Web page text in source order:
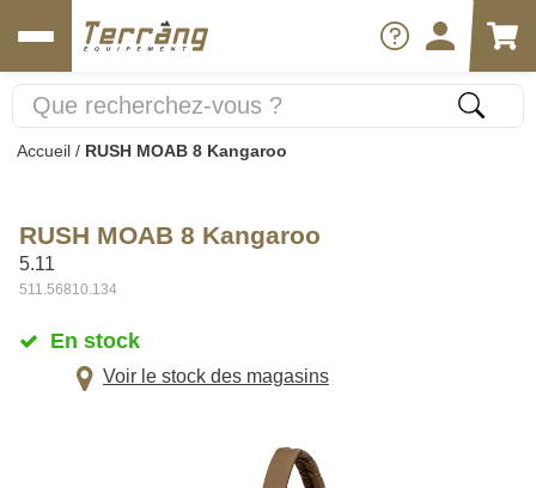
Accueil / RUSH MOAB 8 Kangaroo
RUSH MOAB 8 Kangaroo
5.11
511.56810.134
En stock
Voir le stock des magasins